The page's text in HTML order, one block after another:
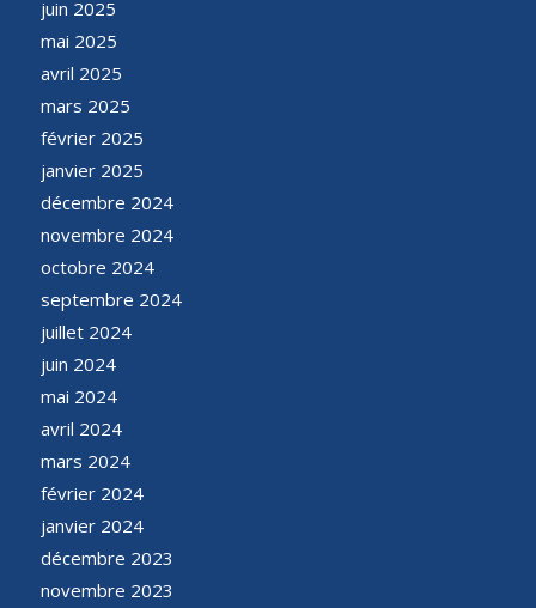
juin 2025
mai 2025
avril 2025
mars 2025
février 2025
janvier 2025
décembre 2024
novembre 2024
octobre 2024
septembre 2024
juillet 2024
juin 2024
mai 2024
avril 2024
mars 2024
février 2024
janvier 2024
décembre 2023
novembre 2023